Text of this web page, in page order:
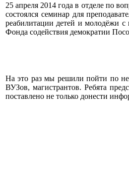
25 апреля 2014 года в отделе по
состоялся семинар для
реабилитации детей и молодёжи с
Фонда содействия демократии
На это раз мы решили пойти по
ВУЗов, магистрантов. Ребята
поставлено не только донести